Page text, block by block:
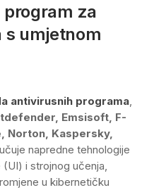
za
s umjetnom
antivirusnih programa
Emsisoft, F-
Norton, Kaspersky,
napredne tehnologije
i strojnog učenja,
u kibernetičku